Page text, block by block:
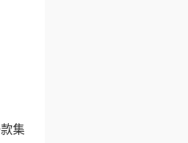
集